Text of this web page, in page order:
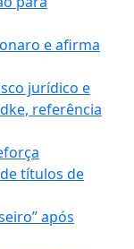
e afirma
jurídico e
referência
títulos de
após